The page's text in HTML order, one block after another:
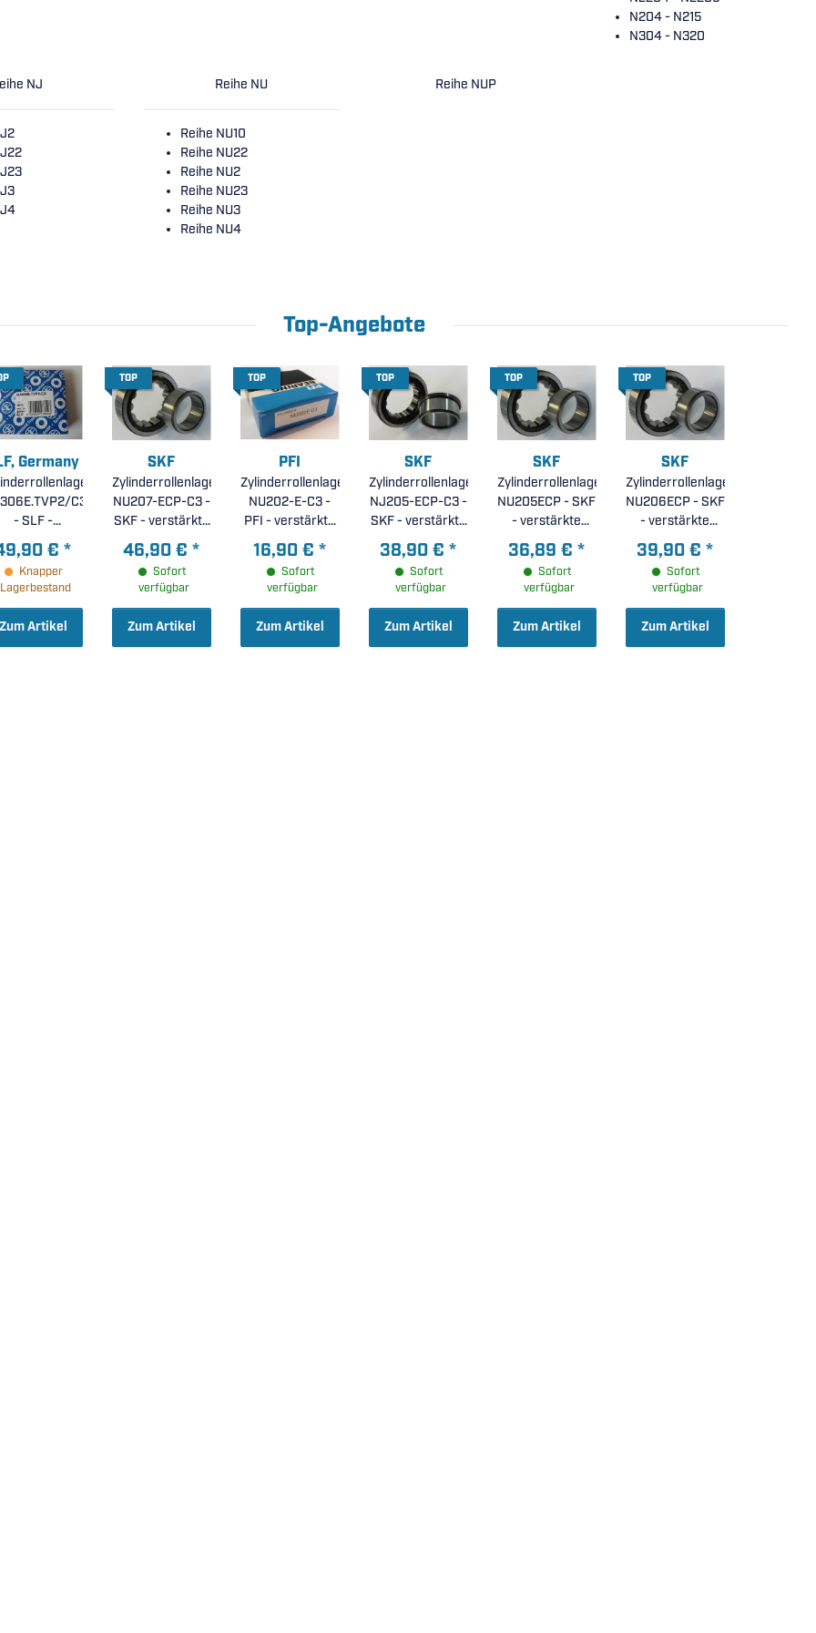
N204 - N215
N304 - N320
NJ Reihe NU
Reihe NU10
Reihe NU22
Reihe NU2
Reihe NU23
Reihe NU3
Reihe NU4
Reihe NUP
Top-Angebote
Germany
C3
- SLF -
verstärkte
radiale
C3 (
)
€ *
Knapper
Lagerbestand
Artikel
TOP
SKF
Zylinderrollenlager
NU207-ECP-C3 -
SKF - verstärkte
Ausführung,
Spritzgusskäfig
aus
glasfaserverstärktem
Polyamid 66 mit
Wälzkörperführung,
46,90 € *
Sofort
verfügbar
Zum Artikel
TOP
PFI
Zylinderrollenlager
NU202-E-C3 -
PFI - verstärkte
Ausführung,
Stahlkäfig,
erhöhte radiale
Lagerluft C3 (
15x35x11mm )
16,90 € *
Sofort
verfügbar
Zum Artikel
TOP
SKF
Zylinderrollenlager
NJ205-ECP-C3 -
SKF - verstärkte
Ausführung,
Polyamid-66-
Käfig, erhöhte
radiale Lagerluft
25x52x15mm )
38,90 € *
Sofort
verfügbar
Zum Artikel
TOP
SKF
Zylinderrollenlager
NU205ECP - SKF
- verstärkte
Ausführung,
Polyamid-66-
Käfig (
25x52x15mm )
36,89 € *
Sofort
verfügbar
Zum Artikel
TOP
SKF
Zylinderrollenlager
NU206ECP - SKF
- verstärkte
Ausführung,
Spritzgusskäfig
aus
glasfaserverstärktem
Polyamid 66 (
30x62x16mm )
39,90 € *
Sofort
verfügbar
Zum Artikel